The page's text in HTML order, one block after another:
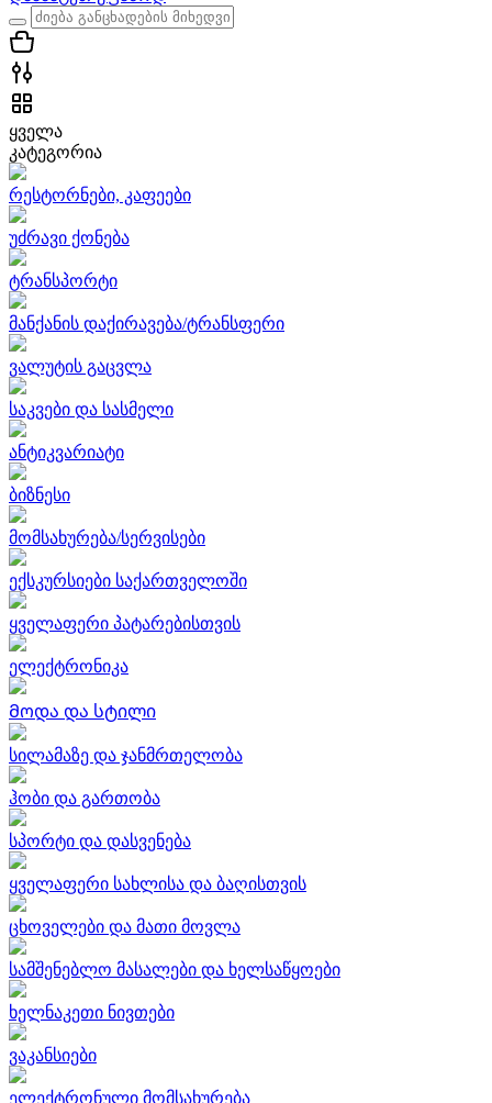
ყველა
კატეგორია
რესტორნები, კაფეები
უძრავი ქონება
ტრანსპორტი
მანქანის დაქირავება/ტრანსფერი
ვალუტის გაცვლა
საკვები და სასმელი
ანტიკვარიატი
ბიზნესი
მომსახურება/სერვისები
ექსკურსიები საქართველოში
ყველაფერი პატარებისთვის
ელექტრონიკა
Მოდა და სტილი
სილამაზე და ჯანმრთელობა
ჰობი და გართობა
სპორტი და დასვენება
ყველაფერი სახლისა და ბაღისთვის
ცხოველები და მათი მოვლა
სამშენებლო მასალები და ხელსაწყოები
ხელნაკეთი ნივთები
ვაკანსიები
ელექტრონული მომსახურება